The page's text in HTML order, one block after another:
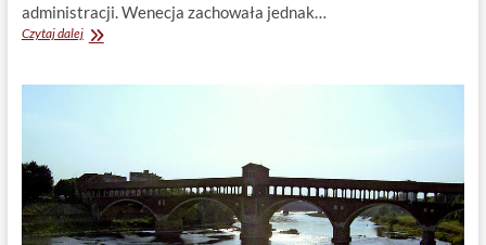
administracji. Wenecja zachowała jednak…
Czytaj dalejRepublika